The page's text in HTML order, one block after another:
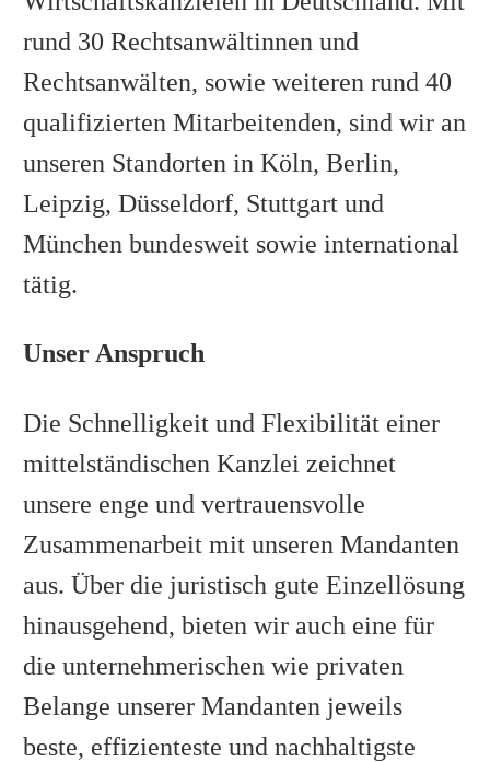
rund 30 Rechtsanwältinnen und
Rechtsanwälten, sowie weiteren rund 40
qualifizierten Mitarbeitenden, sind wir an
unseren Standorten in Köln, Berlin,
Leipzig, Düsseldorf, Stuttgart und
München bundesweit sowie international
tätig.
Unser Anspruch
Die Schnelligkeit und Flexibilität einer
mittelständischen Kanzlei zeichnet
unsere enge und vertrauensvolle
Zusammenarbeit mit unseren Mandanten
aus. Über die juristisch gute Einzellösung
hinausgehend, bieten wir auch eine für
die unternehmerischen wie privaten
Belange unserer Mandanten jeweils
beste, effizienteste und nachhaltigste